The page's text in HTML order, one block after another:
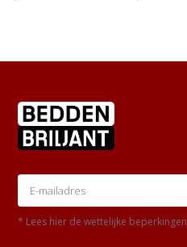
* Lees hier de wettelijke beperkingen